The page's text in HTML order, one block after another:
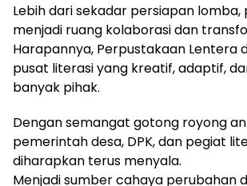
Lebih dari sekadar persiapan lomba,
menjadi ruang kolaborasi dan
Harapannya, Perpustakaan Lentera
pusat literasi yang kreatif, adaptif,
banyak pihak.
Dengan semangat gotong royong
pemerintah desa, DPK, dan pegiat
diharapkan terus menyala.
Menjadi sumber cahaya perubahan